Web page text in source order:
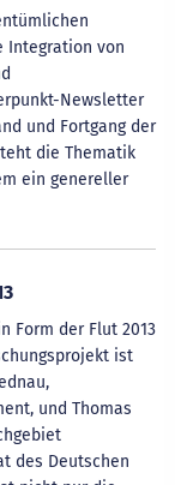
Integration von
Newsletter
und Fortgang der
die Thematik
ein genereller
Form der Flut 2013
ist
und Thomas
des Deutschen